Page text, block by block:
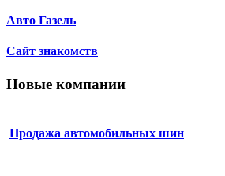
Авто Газель
Сайт знакомств
Новые компании
Продажа автомобильных шин